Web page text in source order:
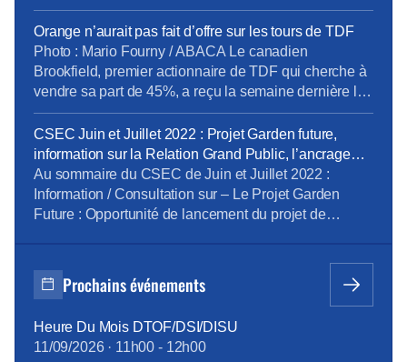
plan de Schéma Directeur de l’Immobilier Bilan de
l’évolution de l’organisation des rendez-vous en
boutiques Totem France : information/consultation
Santé et Sécurité au Travail Déclaration préalable :
Accompagnement nouveaux outils, réinternalisation
Orange n’aurait pas fait d’offre sur les tours de TDF
Photo : Mario Fourny / ABACA Le canadien
Brookfield, premier actionnaire de TDF qui cherche à
vendre sa part de 45%, a reçu la semaine dernière les
offres de rachat de divers fonds d’investissements et
opérateurs. Contrairement à ce qui était pressenti,
Orange ne ferait pas partie des prétendants. « Ce
n’est pas dans leurs priorités. […]
CSEC Juin et Juillet 2022 : Projet Garden future,
information sur la Relation Grand Public, l’ancrage
territorial et la politique sociale
Au sommaire du CSEC de Juin et Juillet 2022 :
Information / Consultation sur – Le Projet Garden
Future : Opportunité de lancement du projet de
Entreprise France – La Politique sociale, emploi et
conditions de travail : bilan de […]
Prochains événements
Heure Du Mois DTOF/DSI/DISU
11/09/2026· 11h00 - 12h00